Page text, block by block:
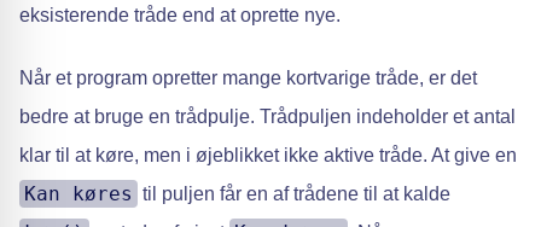
eksisterende tråde end at oprette nye.
Når et program opretter mange kortvarige tråde, er det
bedre at bruge en trådpulje. Trådpuljen indeholder et antal
klar til at køre, men i øjeblikket ikke aktive tråde. At give en
Kan køres til puljen får en af trådene til at kalde